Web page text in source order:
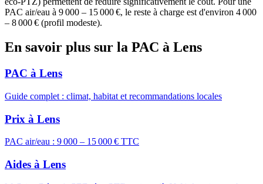
PAC air/eau à 9 000 – 15 000 €, le reste à charge est d'environ 4 000
– 8 000 € (profil modeste).
En savoir plus sur la PAC à Lens
PAC à Lens
Guide complet : climat, habitat et recommandations locales
Prix à Lens
PAC air/eau : 9 000 – 15 000 € TTC
Aides à Lens